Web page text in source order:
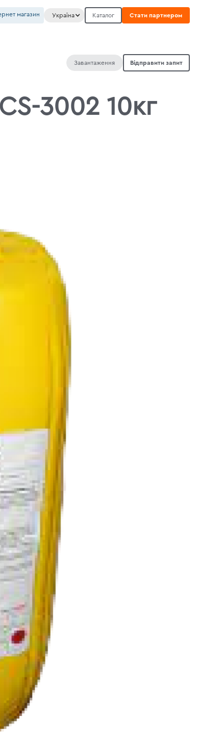
магазин Україна Каталог Стати партнером
Завантаження Відправити запит
3002 10кг